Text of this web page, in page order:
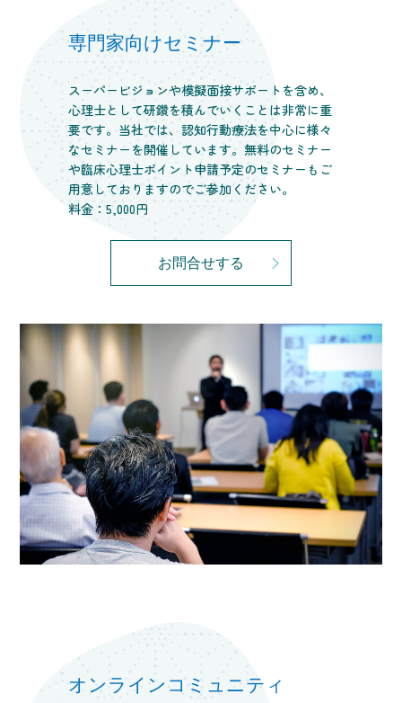
専門家向けセミナー
スーパービジョンや模擬面接サポートを含め、
心理士として研鑽を積んでいくことは非常に重
要です。当社では、認知行動療法を中心に様々
なセミナーを開催しています。無料のセミナー
や臨床心理士ポイント申請予定のセミナーもご
用意しておりますのでご参加ください。
料金：5,000円
お問合せする
オンラインコミュニティ